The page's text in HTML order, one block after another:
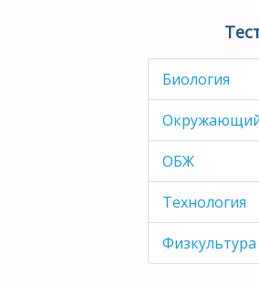
Биология
ОБЖ
Технология
Физкультура